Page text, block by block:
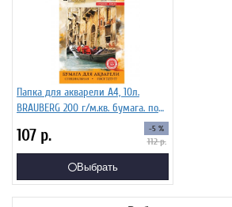
Папка для акварели А4, 10л.
BRAUBERG 200 г/м.кв. бумага. по
107 р. -5 %
112р.
Выбрать